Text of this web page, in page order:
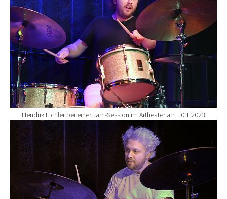
Hendrik Eichler bei einer Jam-Session im Artheater am 10.1.2023
Show larger version for: